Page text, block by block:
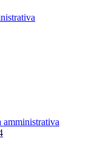
amministrativa